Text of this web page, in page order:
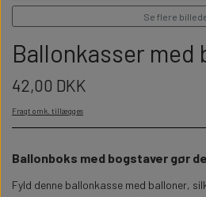
PERSONLIGE
PERSONLIGE
STUDENT
WILLOW TREE
SKILTE
Se flere
Ballonkasser med
42,00 DKK
Fragt omk. tillægges
Ballonboks med bogstaver gør
Fyld denne ballonkasse med balloner,